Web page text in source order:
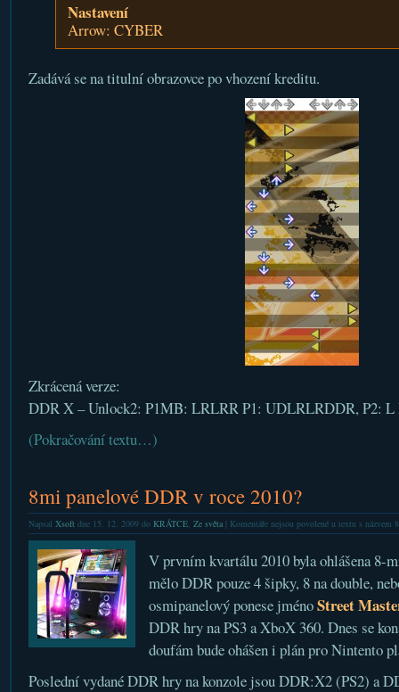
Nastavení
Arrow: CYBER
Zadává se na titulní obrazovce po vhození kreditu.
Zkrácená verze:
DDR X – Unlock2: P1MB: LRLRR P1: UDLRLRDDR, P2:
(Pokračování textu…)
8mi panelové DDR v roce 2010?
Napsal Xsoftdne 15. 12. 2009 do KRÁTCE, Ze světa| Komentáře nejsou povolenéu textu s názvem
V prvním kvartálu 2010 byla ohlášena 8-
mělo DDR pouze 4 šipky, 8 na double,
osmipanelový ponese jménoStreet
DDR hry na PS3 a XboX 360. Dnes se
doufám bude ohášen i plán pro Nintento
Poslední vydané DDR hry na konzole jsou DDR:X2 (PS2) a